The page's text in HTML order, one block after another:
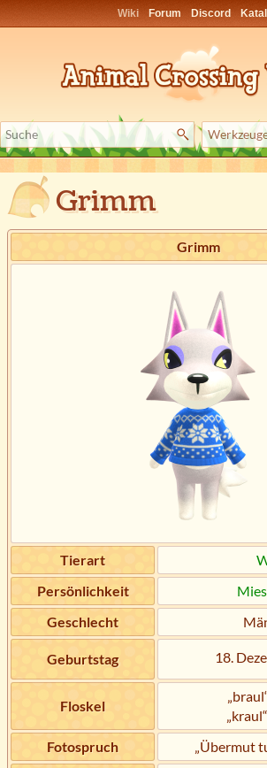
Wiki Forum Discord
Grimm
Grimm
Tierart
Persönlichkeit
Geschlecht
Geburtstag 18.
Floskel
Fotospruch
„Übermut